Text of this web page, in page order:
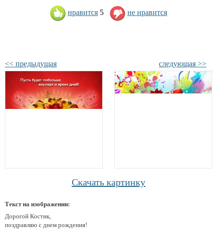
нравится 5 не нравится
<< предыдущая следующая >>
Скачать картинку
Текст на изображении:
Дорогой Костик,
поздравляю с днем рождения!